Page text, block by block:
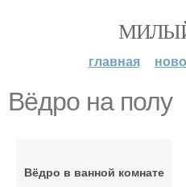
главная
Вёдро на полу
Вёдро в ванной комнате